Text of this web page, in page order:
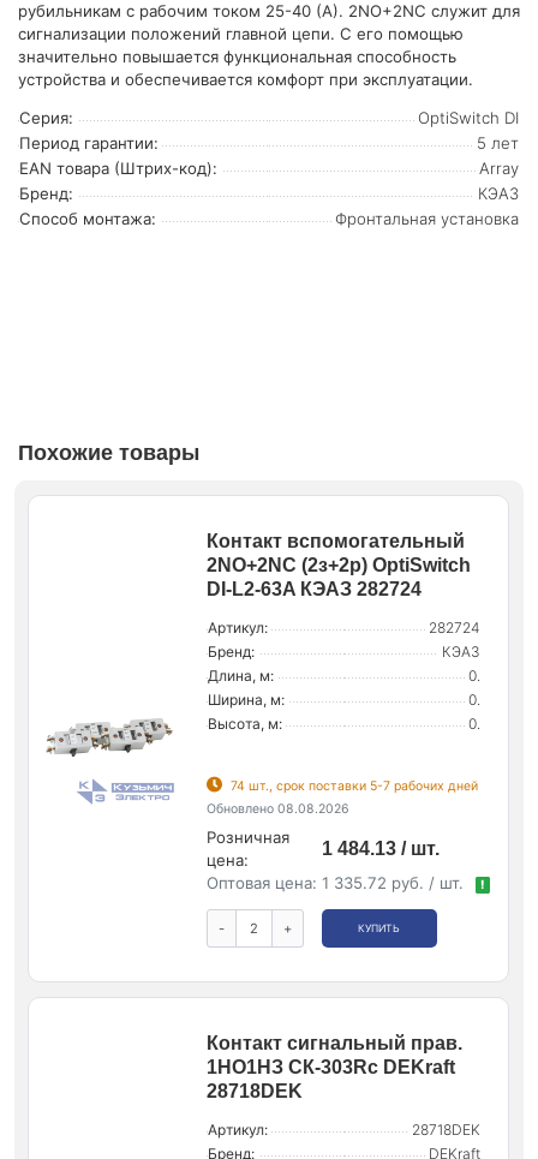
рубильникам с рабочим током 25-40 (А). 2NO+2NC служит для
сигнализации положений главной цепи. С его помощью
значительно повышается функциональная способность
устройства и обеспечивается комфорт при эксплуатации.
Серия:
OptiSwitch DI
Период гарантии:
5 лет
EAN товара (Штрих-код):
Array
Бренд:
КЭАЗ
Способ монтажа:
Фронтальная установка
Похожие товары
Контакт вспомогательный
2NO+2NC (2з+2р) OptiSwitch
DI-L2-63A КЭАЗ 282724
Артикул:
282724
Бренд:
КЭАЗ
Длина, м:
0.
Ширина, м:
0.
Высота, м:
0.
74 шт., срок поставки 5-7 рабочих дней
Обновлено 08.08.2026
Розничная
цена:
1 484.13 / шт.
Оптовая цена: 1 335.72 руб. / шт. !
- + КУПИТЬ
Контакт сигнальный прав.
1НО1НЗ СК-303Rc DEKraft
28718DEK
Артикул:
28718DEK
Бренд:
DEKraft